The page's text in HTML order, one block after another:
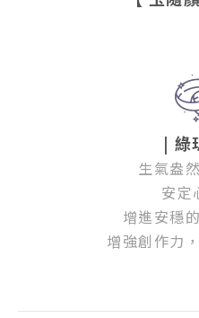
| 綠
生氣盎
安定
增進安穩
增強創作力